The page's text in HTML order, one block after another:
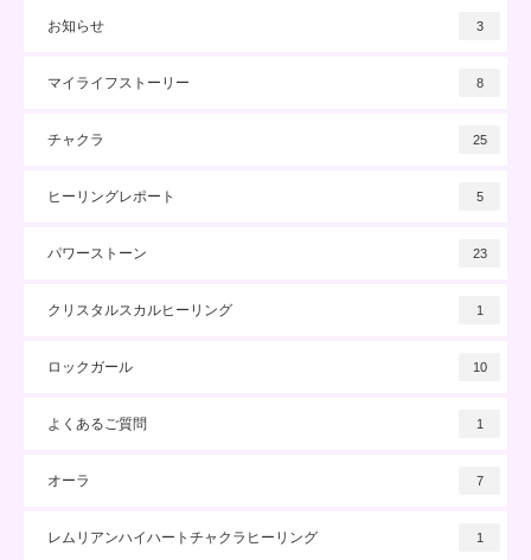
お知らせ 3
マイライフストーリー 8
チャクラ 25
ヒーリングレポート 5
パワーストーン 23
クリスタルスカルヒーリング 1
ロックガール 10
よくあるご質問 1
オーラ 7
レムリアンハイハートチャクラヒーリング 1